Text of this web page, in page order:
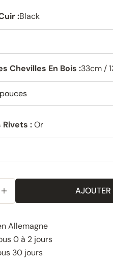
:Black
Chevilles En Bois :33cm /
Rivets :Or
LA QUANTITÉ POUR LE
AUGMENTER LA
AJOUTER
Allemagne
0 à 2 jours
30 jours